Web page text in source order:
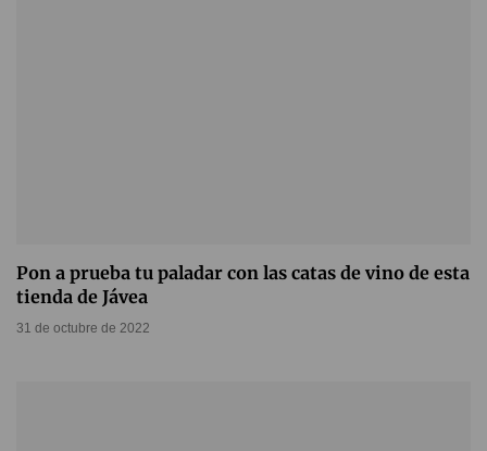
Pon a prueba tu paladar con las catas de vino de esta
tienda de Jávea
31 de octubre de 2022